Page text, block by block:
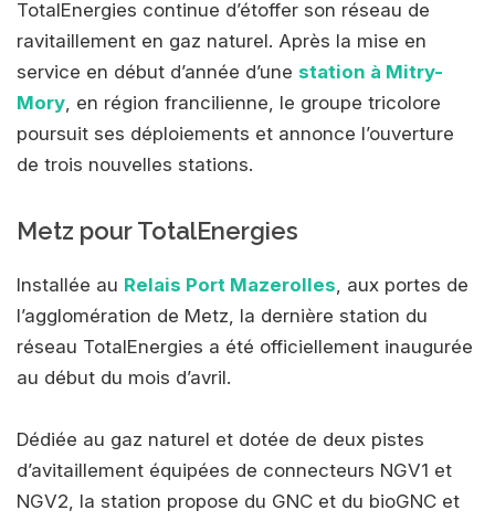
TotalEnergies continue d’étoffer son réseau de
ravitaillement en gaz naturel. Après la mise en
service en début d’année d’une station à Mitry-
Mory, en région francilienne, le groupe tricolore
poursuit ses déploiements et annonce l’ouverture
de trois nouvelles stations.
Metz pour TotalEnergies
Installée au Relais Port Mazerolles, aux portes de
l’agglomération de Metz, la dernière station du
réseau TotalEnergies a été officiellement inaugurée
au début du mois d’avril.
Dédiée au gaz naturel et dotée de deux pistes
d’avitaillement équipées de connecteurs NGV1 et
NGV2, la station propose du GNC et du bioGNC et